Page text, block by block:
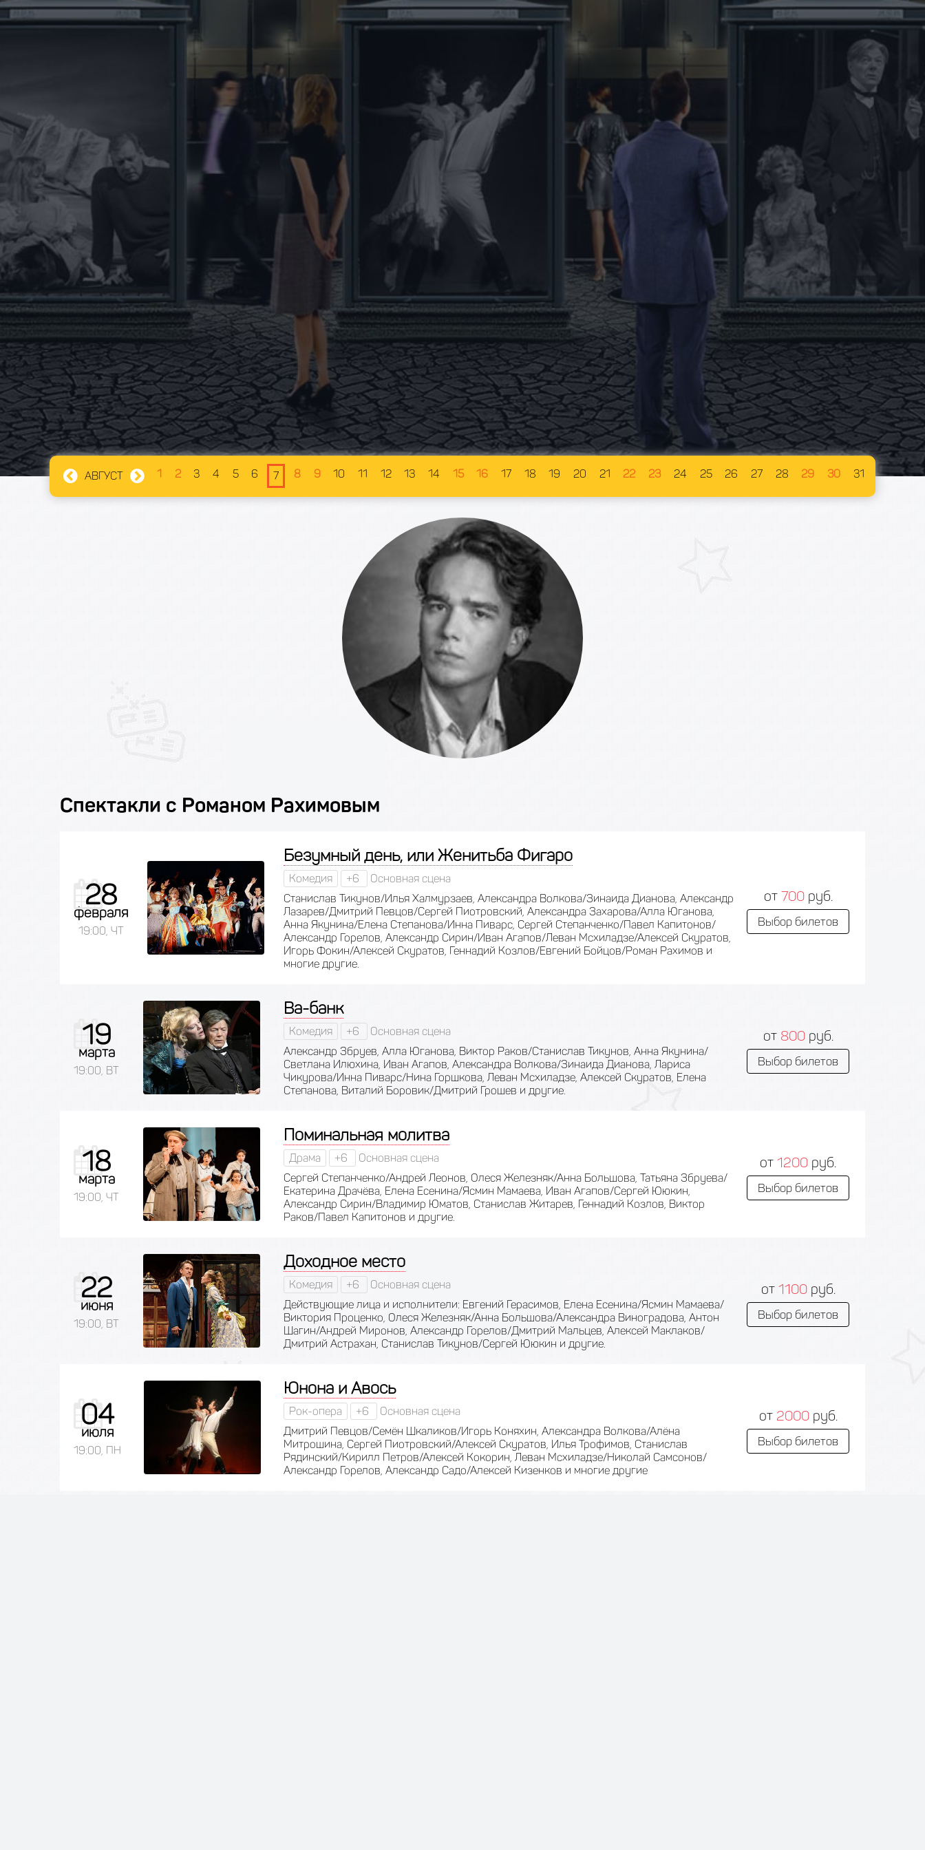
АВГУСТ 1 2 3 4 5 6 7 8 9 10 11 12 13 14 15 16 17 18 19 20 21 22 23 24 25 26 27 28 29 30 31
Спектакли с Романом Рахимовым
28
февраля
19:00, ЧТ
Безумный день, или Женитьба Фигаро
Комедия +6
Основная сцена
Станислав Тикунов/Илья Халмурзаев, Александра Волкова/Зинаида Дианова, Александр
Лазарев/Дмитрий Певцов/Сергей Пиотровский, Александра Захарова/Алла Юганова,
Анна Якунина/Елена Степанова/Инна Пиварс, Сергей Степанченко/Павел Капитонов/
Александр Горелов, Александр Сирин/Иван Агапов/Леван Мсхиладзе/Алексей Скуратов,
Игорь Фокин/Алексей Скуратов, Геннадий Козлов/Евгений Бойцов/Роман Рахимов и
многие другие.
от 700руб.
Выбор билетов
19
марта
19:00, ВТ
Ва-банк
Комедия +6
Основная сцена
Александр Збруев, Алла Юганова, Виктор Раков/Станислав Тикунов, Анна Якунина/
Светлана Илюхина, Иван Агапов, Александра Волкова/Зинаида Дианова, Лариса
Чикурова/Инна Пиварс/Нина Горшкова, Леван Мсхиладзе, Алексей Скуратов, Елена
Степанова, Виталий Боровик/Дмитрий Грошев и другие.
от 800руб.
Выбор билетов
18
марта
19:00, ЧТ
Поминальная молитва
Драма +6
Основная сцена
Сергей Степанченко/Андрей Леонов, Олеся Железняк/Анна Большова, Татьяна Збруева/
Екатерина Драчёва, Елена Есенина/Ясмин Мамаева, Иван Агапов/Сергей Ююкин,
Александр Сирин/Владимир Юматов, Станислав Житарев, Геннадий Козлов, Виктор
Раков/Павел Капитонов и другие.
от 1200 руб.
Выбор билетов
22
июня
19:00, ВТ
Доходное место
Комедия +6
Основная сцена
Действующие лица и исполнители: Евгений Герасимов, Елена Есенина/Ясмин Мамаева/
Виктория Проценко, Олеся Железняк/Анна Большова/Александра Виноградова, Антон
Шагин/Андрей Миронов, Александр Горелов/Дмитрий Мальцев, Алексей Маклаков/
Дмитрий Астрахан, Станислав Тикунов/Сергей Ююкин и другие.
от 1100руб.
Выбор билетов
04
июля
19:00, ПН
Юнона и Авось
Рок-опера +6
Основная сцена
Дмитрий Певцов/Семён Шкаликов/Игорь Коняхин, Александра Волкова/Алёна
Митрошина, Сергей Пиотровский/Алексей Скуратов, Илья Трофимов, Станислав
Рядинский/Кирилл Петров/Алексей Кокорин, Леван Мсхиладзе/Николай Самсонов/
Александр Горелов, Александр Садо/Алексей Кизенков и многие другие
от 2000руб.
Выбор билетов